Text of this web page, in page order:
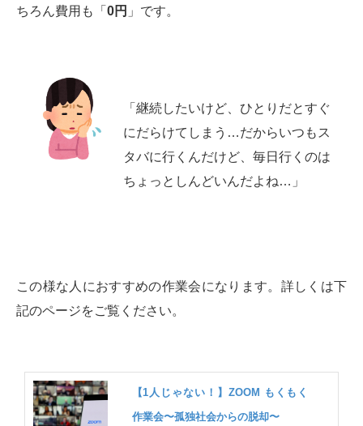
ちろん費用も「 0円 」です。
「継続したいけど、ひとりだとすぐ
にだらけてしまう…だからいつもス
タバに行くんだけど、毎日行くのは
ちょっとしんどいんだよね…」
この様な人におすすめの作業会になります。詳しくは下
記のページをご覧ください。
【1人じゃない！】ZOOM もくもく
作業会〜孤独社会からの脱却〜